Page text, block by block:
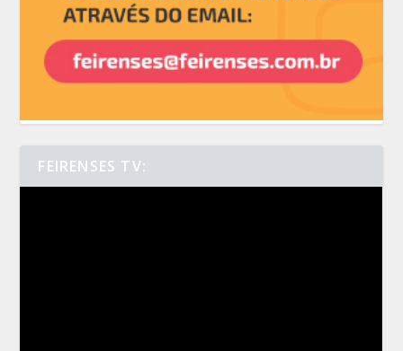
FEIRENSES TV: